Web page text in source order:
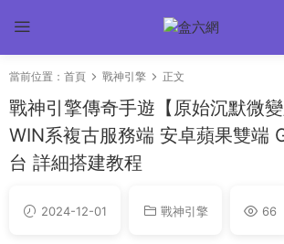
當前位置： 首頁 戰神引擎 正文
戰神引擎傳奇手遊【原始沉默微
WIN系複古服務端 安卓蘋果雙端
台 詳細搭建教程
2024-12-01 戰神引擎 66